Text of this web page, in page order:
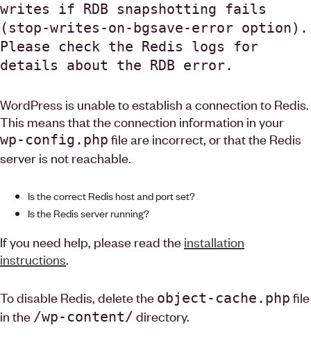
writes if RDB snapshotting fails
(stop-writes-on-bgsave-error option).
Please check the Redis logs for
details about the RDB error.
WordPress is unable to establish a connection to Redis.
This means that the connection information in your
wp-config.php file are incorrect, or that the Redis
server is not reachable.
Is the correct Redis host and port set?
Is the Redis server running?
If you need help, please read the installation
instructions.
To disable Redis, delete the object-cache.php file
in the /wp-content/ directory.